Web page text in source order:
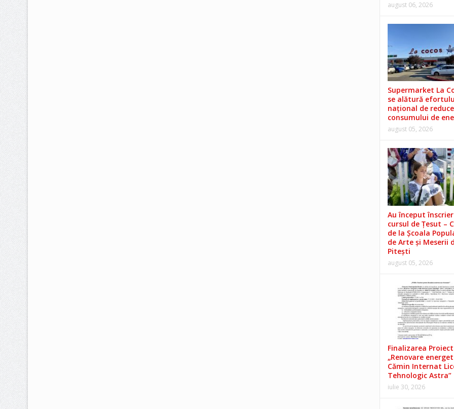
august 06, 2026
Supermarket La
se alătură
național de
consumului de
august 05, 2026
Au început
cursul de Țesut –
de la Școala
de Arte și Meserii
Pitești
august 05, 2026
Finalizarea
„Renovare
Cămin Internat
Tehnologic Astra”
iulie 30, 2026